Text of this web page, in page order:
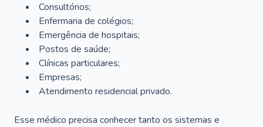
Consultórios;
Enfermaria de colégios;
Emergência de hospitais;
Postos de saúde;
Clínicas particulares;
Empresas;
Atendimento residencial privado.
Esse médico precisa conhecer tanto os sistemas e